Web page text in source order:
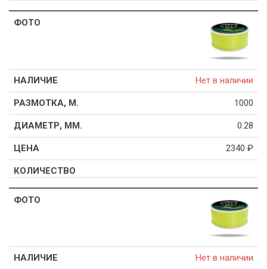
Нет в наличии
1000
0.28
2340 ₽
Нет в наличии